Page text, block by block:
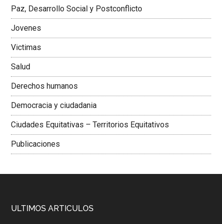
Paz, Desarrollo Social y Postconflicto
Jovenes
Victimas
Salud
Derechos humanos
Democracia y ciudadania
Ciudades Equitativas – Territorios Equitativos
Publicaciones
ULTIMOS ARTICULOS